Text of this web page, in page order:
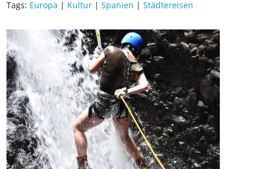
Tags: Europa | Kultur |Spanien |Städtereisen